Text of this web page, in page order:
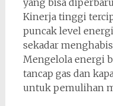
yang bisa
Kinerja tinggi
puncak level
sekadar
Mengelola energi
tancap gas dan
untuk pemulihan